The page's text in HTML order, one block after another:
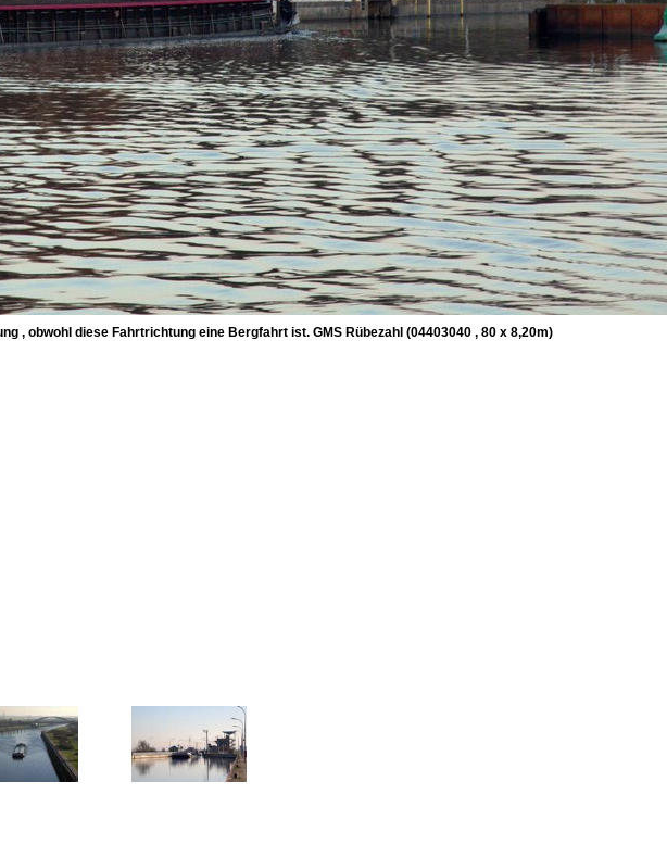
, obwohl diese Fahrtrichtung eine Bergfahrt ist. GMS Rübezahl (04403040 , 80 x 8,20m)